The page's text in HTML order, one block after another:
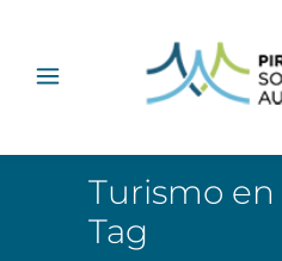
Turismo
Tag